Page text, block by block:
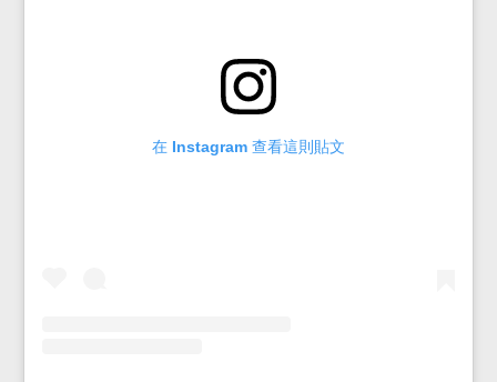
在 Instagram 查看這則貼文